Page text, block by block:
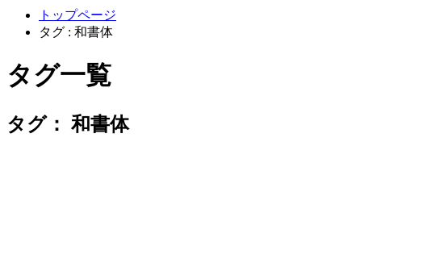
トップページ
タグ : 和書体
タグ一覧
タグ： 和書体